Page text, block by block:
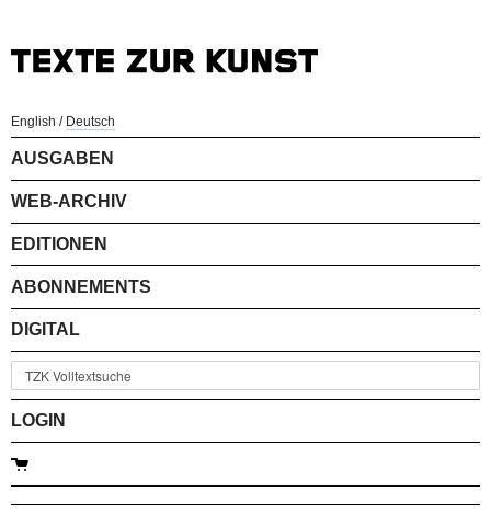
English / Deutsch
AUSGABEN
WEB-ARCHIV
EDITIONEN
ABONNEMENTS
DIGITAL
LOGIN